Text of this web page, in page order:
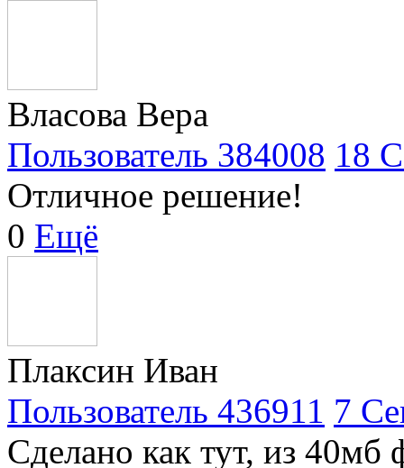
Власова Вера
Пользователь 384008 18
Отличное решение!
0 Ещё
Плаксин Иван
Пользователь 436911 7
Сделано как тут, из 40мб